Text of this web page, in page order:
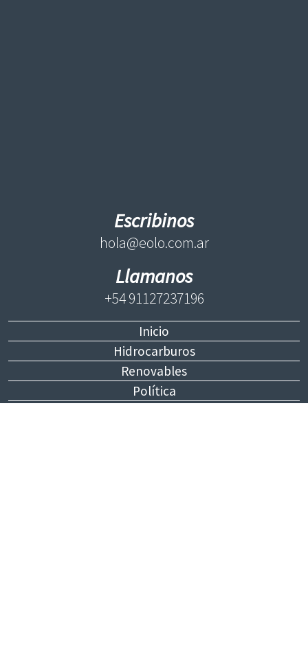
Escribinos
hola@eolo.com.ar
Llamanos
+54 91127237196
Inicio
Hidrocarburos
Renovables
Política